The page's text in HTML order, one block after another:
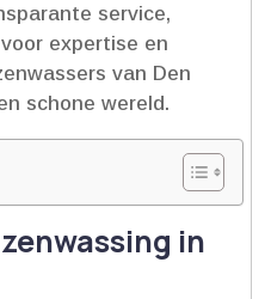
service,
expertise en
van Den
schone wereld.​
in